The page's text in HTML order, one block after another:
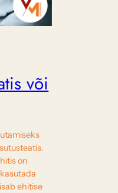
või
on
ehitise